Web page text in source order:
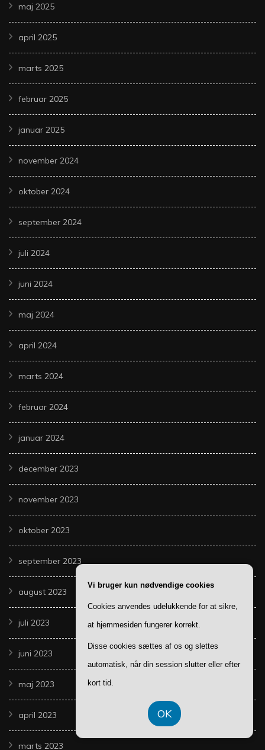
maj 2025
april 2025
marts 2025
februar 2025
januar 2025
november 2024
oktober 2024
september 2024
juli 2024
juni 2024
maj 2024
april 2024
marts 2024
februar 2024
januar 2024
december 2023
november 2023
oktober 2023
september 2023
august 2023
juli 2023
juni 2023
maj 2023
april 2023
marts 2023
Vi bruger kun nødvendige cookies
Cookies anvendes udelukkende for at sikre,
at hjemmesiden fungerer korrekt.
Disse cookies sættes af os og slettes
automatisk, når din session slutter eller efter
kort tid.
OK